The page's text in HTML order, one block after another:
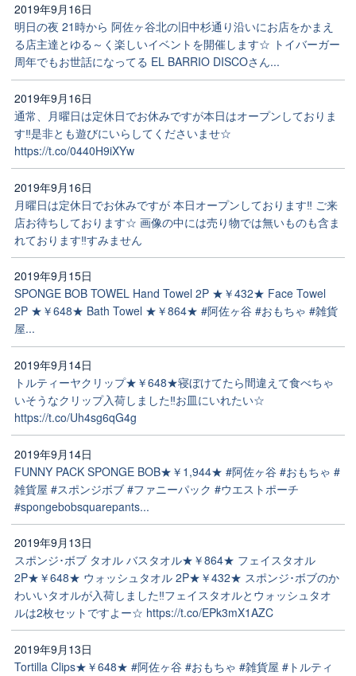
2019年9月16日
明日の夜 21時から 阿佐ヶ谷北の旧中杉通り沿いにお店をかまえ
る店主達とゆる～く楽しいイベントを開催します☆ トイバーガー
周年でもお世話になってる EL BARRIO DISCOさん...
2019年9月16日
通常、月曜日は定休日でお休みですが本日はオープンしておりま
す‼️是非とも遊びにいらしてくださいませ☆
https://t.co/0440H9iXYw
2019年9月16日
月曜日は定休日でお休みですが 本日オープンしております‼️ ご来
店お待ちしております☆ 画像の中には売り物では無いものも含ま
れております‼️すみません
2019年9月15日
SPONGE BOB TOWEL Hand Towel 2P ★￥432★ Face Towel
2P ★￥648★ Bath Towel ★￥864★ #阿佐ヶ谷 #おもちゃ #雑貨
屋...
2019年9月14日
トルティーヤクリップ★￥648★寝ぼけてたら間違えて食べちゃ
いそうなクリップ入荷しました‼️お皿にいれたい☆
https://t.co/Uh4sg6qG4g
2019年9月14日
FUNNY PACK SPONGE BOB★￥1,944★ #阿佐ヶ谷 #おもちゃ #
雑貨屋 #スポンジボブ #ファニーパック #ウエストポーチ
#spongebobsquarepants...
2019年9月13日
スポンジ･ボブ タオル バスタオル★￥864★ フェイスタオル
2P★￥648★ ウォッシュタオル 2P★￥432★ スポンジ･ボブのか
わいいタオルが入荷しました‼️フェイスタオルとウォッシュタオ
ルは2枚セットですよー☆ https://t.co/EPk3mX1AZC
2019年9月13日
Tortilla Clips★￥648★ #阿佐ヶ谷 #おもちゃ #雑貨屋 #トルティ